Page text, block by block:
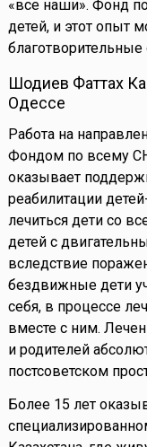
«все наши». Фонд
детей, и этот опыт
благотворительные
Шодиев Фаттах
Одессе
Работа на
Фондом по всему
оказывает
реабилитации
лечиться дети со
детей с
вследствие
бездвижные дети
себя, в процессе
вместе с ним.
и родителей
постсоветском
Более 15 лет